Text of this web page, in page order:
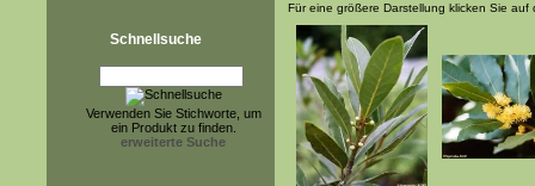
Schnellsuche
Verwenden Sie Stichworte, um
ein Produkt zu finden.
erweiterte Suche
Für eine größere Darstellung klicken Sie auf